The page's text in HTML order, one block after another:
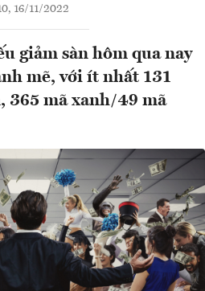
16/11/2022
giảm sàn hôm qua nay
mẽ, với ít nhất 131
365 mã xanh/49 mã